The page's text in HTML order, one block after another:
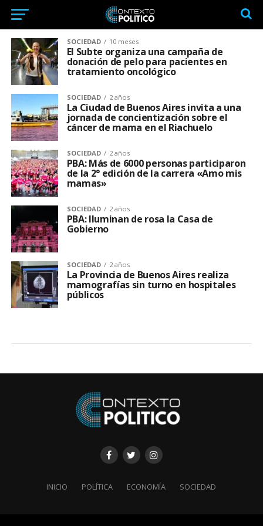
SOCIEDAD 10 meses
El Subte organiza una campaña de
donación de pelo para pacientes en
tratamiento oncológico
SOCIEDAD 2 años
La Ciudad de Buenos Aires invita a una
jornada de concientización sobre el
cáncer de mama en el Riachuelo
SOCIEDAD 2 años
PBA: Más de 6000 personas participaron
de la 2° edición de la carrera «Amo mis
mamas»
SOCIEDAD 2 años
PBA: Iluminan de rosa la Casa de
Gobierno
SOCIEDAD 2 años
La Provincia de Buenos Aires realiza
mamografías sin turno en hospitales
públicos
INICIO POLÍTICA ECONOMÍA SOCIEDAD